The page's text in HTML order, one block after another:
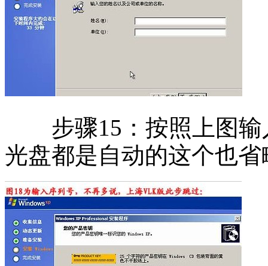
步骤15：按照上图输
光盘都是自动的这个也省